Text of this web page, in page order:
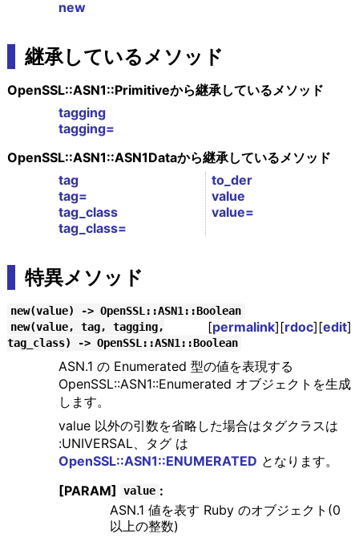
new
継承しているメソッド
OpenSSL::ASN1::Primitiveから継承しているメソッド
tagging
tagging=
OpenSSL::ASN1::ASN1Dataから継承しているメソッド
tag
tag=
tag_class
tag_class=
to_der
value
value=
特異メソッド
new(value) -> OpenSSL::ASN1::Boolean
[permalink][rdoc][edit]
new(value, tag, tagging,
tag_class) -> OpenSSL::ASN1::Boolean
ASN.1 の Enumerated 型の値を表現する
OpenSSL::ASN1::Enumerated オブジェクトを生成
します。
value 以外の引数を省略した場合はタグクラスは
:UNIVERSAL、タグ は
OpenSSL::ASN1::ENUMERATED となります。
[PARAM]
value :
ASN.1 値を表す Ruby のオブジェクト(0
以上の整数)